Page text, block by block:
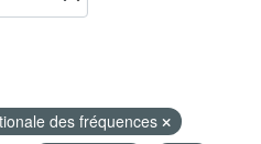
des fréquences